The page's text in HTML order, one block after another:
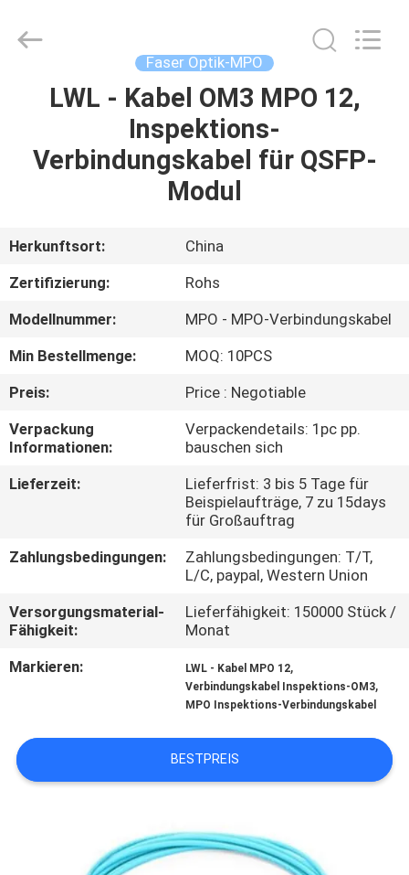
HAUS
PRODUKTE
UNS
AUSFLUG
QUALITÄTSKONTROLLE
TRETEN
SIE
UNS
VERBINDUNG
NACHRICHTEN
SITEMAP
DATENSCHUTZRICHTLINIE
Faser Optik-MPO
LWL - Kabel OM3 MPO 12,
Inspektions-
Verbindungskabel für QSFP-
Modul
Herkunftsort:
China
Zertifizierung:
Rohs
Modellnummer:
MPO - MPO-Verbindungskabel
Min Bestellmenge:
MOQ: 10PCS
Preis:
Price : Negotiable
Verpackung
Informationen:
Verpackendetails: 1pc pp.
bauschen sich
Lieferzeit:
Lieferfrist: 3 bis 5 Tage für
Beispielaufträge, 7 zu 15days
für Großauftrag
Zahlungsbedingungen:
Zahlungsbedingungen: T/T,
L/C, paypal, Western Union
Versorgungsmaterial-
Fähigkeit:
Lieferfähigkeit: 150000 Stück /
Monat
Markieren:
LWL - Kabel MPO 12,
Verbindungskabel Inspektions-OM3,
MPO Inspektions-Verbindungskabel
BESTPREIS